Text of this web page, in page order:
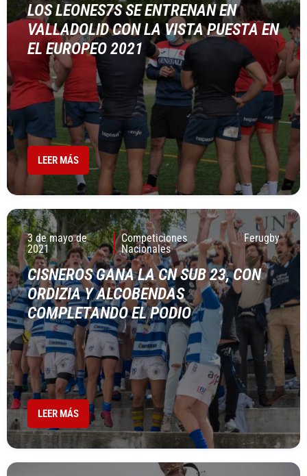
LOS LEONES7S SE ENTRENAN EN
VALLADOLID CON LA VISTA PUESTA EN
EL EUROPEO 2021
LEER MÁS
3 de mayo de
2021
Competiciones
Nacionales
Ferugby
CISNEROS GANA LA CN SUB 23, CON
ORDIZIA Y ALCOBENDAS
COMPLETANDO EL PODIO
LEER MÁS